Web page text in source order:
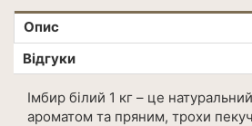
Опис
Відгуки
Імбир білий 1 кг – це
ароматом та пряним, трохи